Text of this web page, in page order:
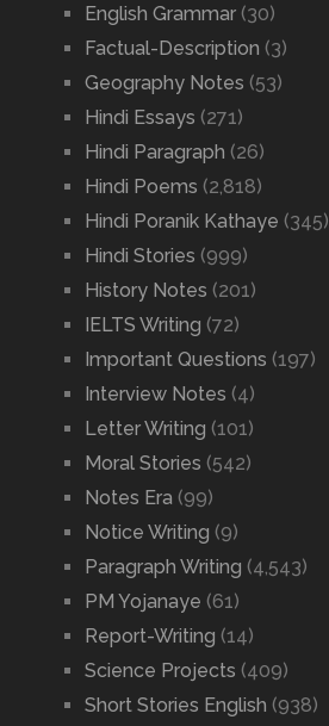
English Grammar(30)
Factual-Description (3)
Geography Notes (53)
Hindi Essays (271)
Hindi Paragraph (26)
Hindi Poems (2,818)
Hindi Poranik Kathaye (345)
Hindi Stories (999)
History Notes (201)
IELTS Writing (72)
Important Questions (197)
Interview Notes (4)
Letter Writing (101)
Moral Stories (542)
Notes Era (99)
Notice Writing (9)
Paragraph Writing (4,543)
PM Yojanaye (61)
Report-Writing (14)
Science Projects (409)
Short Stories English (938)